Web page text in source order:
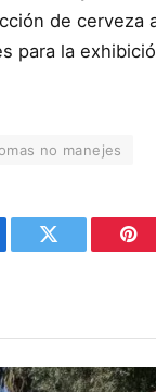
de cerveza
para la
no manejes
Twitter